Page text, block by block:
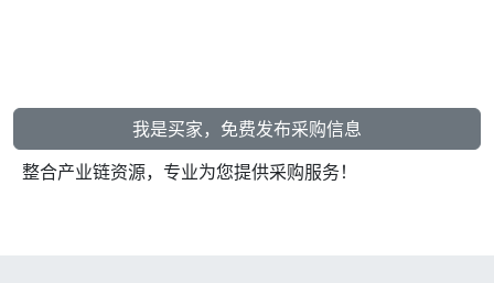
我是买家，免费发布采购信息
整合产业链资源，专业为您提供采购服务！